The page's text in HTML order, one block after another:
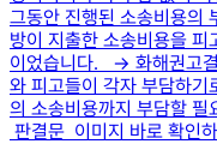
그동안 진행된 소송비용의
방이 지출한 소송비용을
이었습니다. → 화해권고
와 피고들이 각자 부담하
의 소송비용까지 부담할
판결문 이미지 바로 확인